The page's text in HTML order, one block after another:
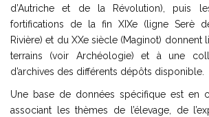
d’Autriche et de la Révolution), puis
fortifications de la fin XIXe (ligne Serè
Rivière) et du XXe siècle (Maginot) donnent
terrains (voir Archéologie) et à une
d’archives des différents dépôts disponible.
Une base de données spécifique est en
associant les thèmes de l’élevage, de